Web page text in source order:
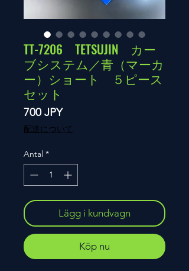
TT-7206 TETSUJIN カー
ブシステム／青（マーカ
ー）ショート ５ピース
セット
700 JPYPris
配送について
Antal *
Lägg i kundvagn
Köp nu